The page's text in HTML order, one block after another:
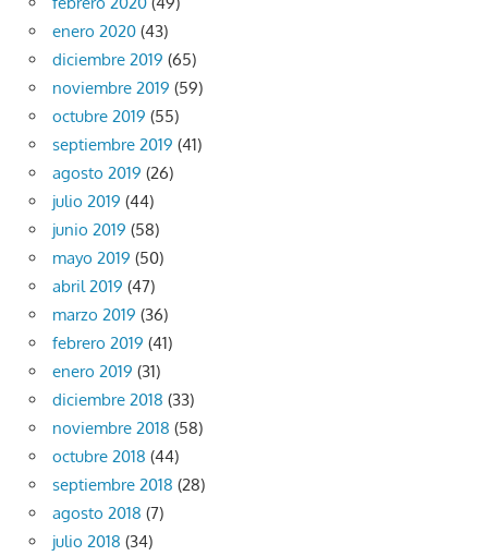
enero 2020 (43)
diciembre 2019 (65)
noviembre 2019 (59)
octubre 2019 (55)
septiembre 2019 (41)
agosto 2019 (26)
julio 2019 (44)
junio 2019 (58)
mayo 2019 (50)
abril 2019 (47)
marzo 2019 (36)
febrero 2019 (41)
enero 2019 (31)
diciembre 2018 (33)
noviembre 2018 (58)
octubre 2018 (44)
septiembre 2018 (28)
agosto 2018 (7)
julio 2018 (34)